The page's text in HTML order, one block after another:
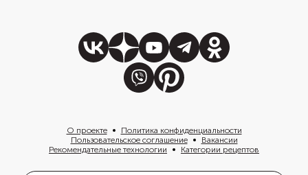
О проекте
Политика конфиденциальности
Пользовательское соглашение
Вакансии
Рекомендательные технологии
Категории рецептов